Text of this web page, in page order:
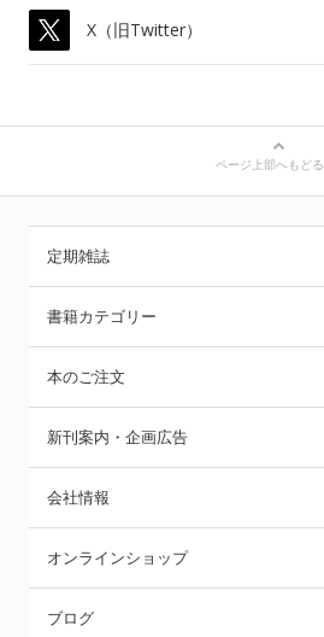
X（旧Twitter）
ページ上部へもどる
定期雑誌
書籍カテゴリー
本のご注文
新刊案内・企画広告
会社情報
オンラインショップ
ブログ